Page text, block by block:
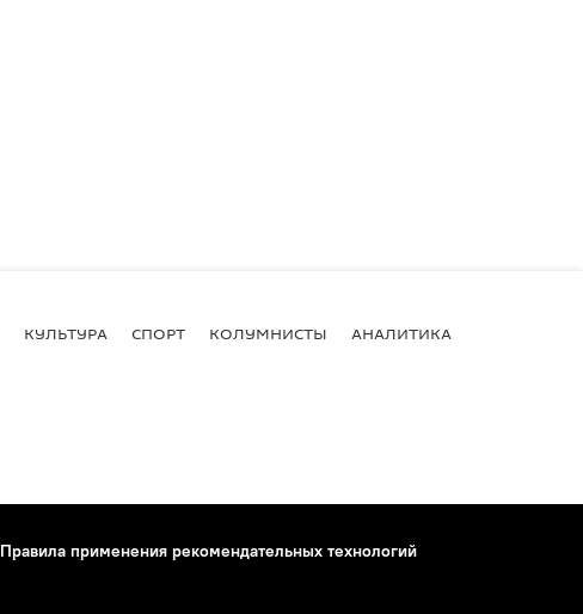
КУЛЬТУРА СПОРТ КОЛУМНИСТЫ АНАЛИТИКА
Правила применения рекомендательных технологий